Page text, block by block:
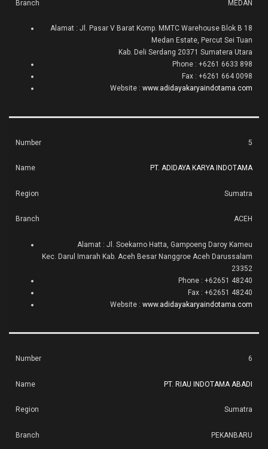
MEDAN
Alamat : Jl. Pasar V Barat Komp. MMTC Warehouse Blok B 18
Medan Estate, Percut Sei Tuan
Kab. Deli Serdang 20371 Sumatera Utara
Phone : +6261 6633 898
Fax : +6261 664 0098
Website : www.adidayakaryaindotama.com
5
PT. ADIDAYA KARYA INDOTAMA
Sumatra
ACEH
Alamat : Jl. Soekarno Hatta, Gampoeng Daroy Kameu
Kec. Darul Imarah Kab. Aceh Besar Nanggroe Aceh Darussalam
23352
Phone : +62651 48240
Fax : +62651 48240
Website : www.adidayakaryaindotama.com
6
PT. RIAU INDOTAMA ABADI
Sumatra
PEKANBARU